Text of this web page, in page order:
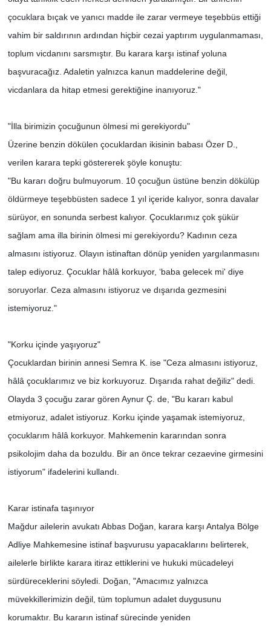
çocuklara bıçak ve yanıcı madde ile zarar vermeye teşebbüs ettiği
vahim bir saldırının ardından hiçbir cezai yaptırım uygulanmaması,
toplum vicdanını sarsmıştır. Bu karara karşı istinaf yoluna
başvuracağız. Adaletin yalnızca kanun maddelerine değil,
vicdanlara da hitap etmesi gerektiğine inanıyoruz."
"İlla birimizin çocuğunun ölmesi mi gerekiyordu"
Üzerine benzin dökülen çocuklardan ikisinin babası Özer D.,
verilen karara tepki göstererek şöyle konuştu:
"Bu kararı doğru bulmuyorum. 10 çocuğun üstüne benzin dökülüp
öldürmeye teşebbüsten sadece 1 yıl içeride kalıyor, sonra davalar
sürüyor, en sonunda serbest kalıyor. Çocuklarımız çok şükür
sağlam ama illa birinin ölmesi mi gerekiyordu? Kadının ceza
almasını istiyoruz. Olayın istinaftan dönüp yeniden yargılanmasını
talep ediyoruz. Çocuklar hâlâ korkuyor, ‘baba gelecek mi' diye
soruyorlar. Ceza almasını istiyoruz ve dışarıda gezmesini
istemiyoruz."
"Korku içinde yaşıyoruz"
Çocuklardan birinin annesi Semra K. ise "Ceza almasını istiyoruz,
hâlâ çocuklarımız ve biz korkuyoruz. Dışarıda rahat değiliz" dedi.
Olayda 3 çocuğu zarar gören Aynur Ç. de, "Bu kararı kabul
etmiyoruz, adalet istiyoruz. Korku içinde yaşamak istemiyoruz,
çocuklarım hâlâ korkuyor. Mahkemenin kararından sonra
psikolojim daha da bozuldu. Bir an önce tekrar cezaevine girmesini
istiyorum" ifadelerini kullandı.
Karar istinafa taşınıyor
Mağdur ailelerin avukatı Abbas Doğan, karara karşı Antalya Bölge
Adliye Mahkemesine istinaf başvurusu yapacaklarını belirterek,
ailelerle birlikte karara itiraz ettiklerini ve hukuki mücadeleyi
sürdüreceklerini söyledi. Doğan, "Amacımız yalnızca
müvekkillerimizin değil, tüm toplumun adalet duygusunu
korumaktır. Bu kararın istinaf sürecinde yeniden